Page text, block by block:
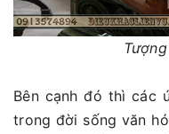
Bên cạnh đó thì các
trong đời sống văn